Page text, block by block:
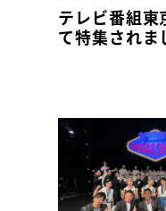
テレビ番組東
て特集されま